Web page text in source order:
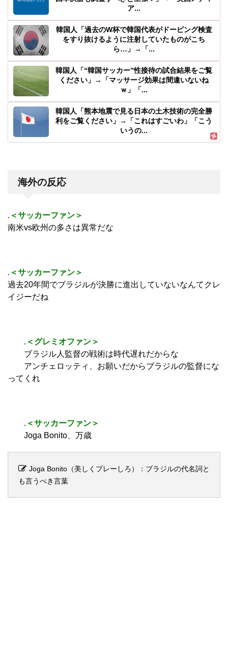
ア...
韓国人「過去のW杯で韓国代表がドーピング検査
をすり抜けるように注射していたものがこち
ら…」→「...
韓国人「“韓国サッカー”性接待の試合結果をご覧
ください」→「マッサージ効果は間違いないね
ｗ」「...
韓国人「熊本地震で見る日本の土木技術の完全勝
利をご覧ください」→「これはすごいわ」「こう
いうの...
海外の反応
. ＜サッカーファン＞
南米vs欧州の多さは異常だな
. ＜サッカーファン＞
過去20年間でブラジルが決勝に進出していないなんてクレ
イジーだね
. ＜グレミオファン＞
ブラジル人監督の戦術は時代遅れだからな
アンチェロッティ、お願いだからブラジルの監督にな
ってくれ
. ＜サッカーファン＞
Joga Bonito、万歳
Joga Bonito（美しくプレーしろ）：ブラジルの代名詞と
も言うべき言葉